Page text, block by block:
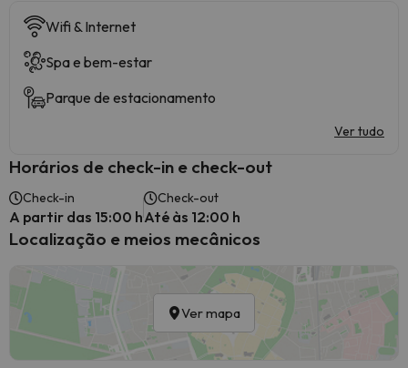
Wifi & Internet
Spa e bem-estar
Parque de estacionamento
Ver tudo
Horários de check-in e check-out
Check-in
A partir das 15:00 h
Check-out
Até às 12:00 h
Localização e meios mecânicos
Ver mapa